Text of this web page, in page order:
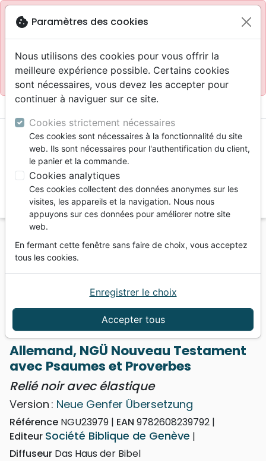
blockSite réservé aux professionnels
Accès pour les professionnels : Se connecter
Site pour le grand public : La Maison de la Bible
menu
Vous ne pouvez pas créer de nouvelle commande
depuis votre pays (United States).
Nouveaux Testaments
Allemand, NGÜ Nouveau Testament avec Psaumes
et Proverbes - Relié noir avec élastique
Allemand, NGÜ Nouveau Testament
avec Psaumes et Proverbes
Relié noir avec élastique
Version : Neue Genfer Übersetzung
Référence NGU23979 EAN 9782608239792
Editeur Société Biblique de Genève
Diffuseur Das Haus der Bibel
cookie Paramètres des cookies
Nous utilisons des cookies pour vous offrir la
meilleure expérience possible. Certains cookies
sont nécessaires, vous devez les accepter pour
continuer à naviguer sur ce site.
Cookies strictement nécessaires
Ces cookies sont nécessaires à la fonctionnalité du site
web. Ils sont nécessaires pour l'authentification du client,
le panier et la commande.
Cookies analytiques
Ces cookies collectent des données anonymes sur les
visites, les appareils et la navigation. Nous nous
appuyons sur ces données pour améliorer notre site
web.
En fermant cette fenêtre sans faire de choix, vous acceptez
tous les cookies.
Accepter tous
Enregistrer le choix